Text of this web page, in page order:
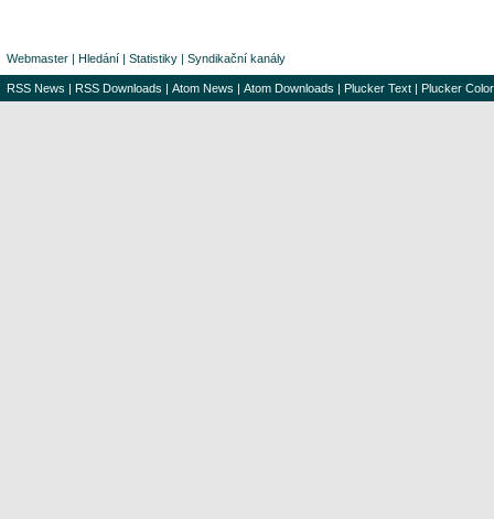
Webmaster | Hledání | Statistiky | Syndikační kanály
RSS News | RSS Downloads | Atom News | Atom Downloads | Plucker Text | Plucker Color